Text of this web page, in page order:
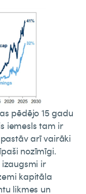
pēdējo 15 gadu
iemesls tam ir
arī vairāki
nozīmīgi.
izaugsmi ir
kapitāla
likmes un